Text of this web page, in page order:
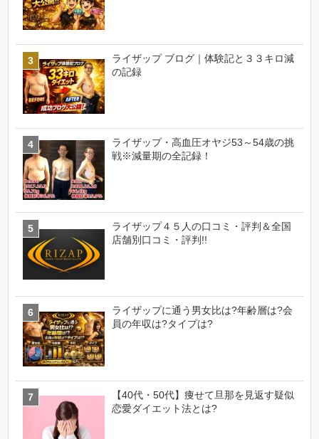
ライザップ ブログ｜体験記と３３キロ減
の記録
ライザップ・高血圧オヤジ53～54歳の挑
戦※減量期の全記録！
ライザップ４５人の口コミ・評判＆全国
店舗別口コミ・評判!!
ライザップに通う男女比は?年齢層は?会
員の年収は?タイプは?
【40代・50代】痩せて旦那を見返す疑似
恋愛ダイエット法とは?